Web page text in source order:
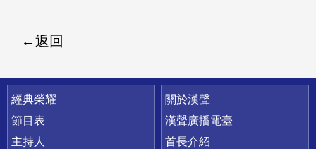
返回
快速連結
經典榮耀
節目表
主持人
關於漢聲
漢聲廣播電臺
首長介紹